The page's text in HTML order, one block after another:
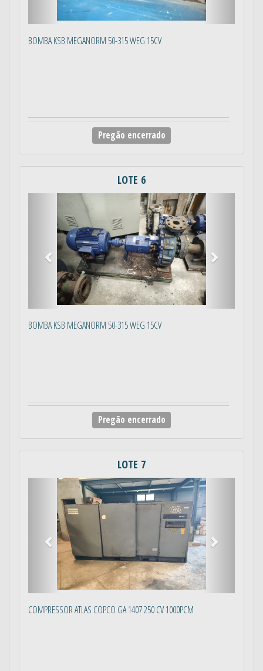
BOMBA KSB MEGANORM 50-315 WEG 15CV
Pregão encerrado
LOTE 6
BOMBA KSB MEGANORM 50-315 WEG 15CV
Pregão encerrado
LOTE 7
Anterior
COMPRESSOR ATLAS COPCO GA 1407 250 CV 1000PCM